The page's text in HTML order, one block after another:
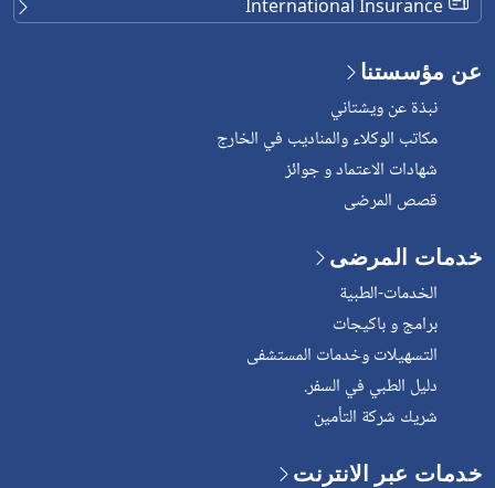
عن مؤسستنا
نبذة عن ويشتاني
مكاتب الوكلاء والمناديب في الخارج
شهادات الاعتماد و جوائز
قصص المرضى
خدمات المرضى
الخدمات-الطبية
برامج و باكيجات
التسهيلات وخدمات المستشفى
دليل الطبي في السفر.
شريك شركة التأمين
خدمات عبر الانترنت